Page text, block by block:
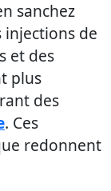
sanchez
de
et des
plus
des
. Ces
redonnent